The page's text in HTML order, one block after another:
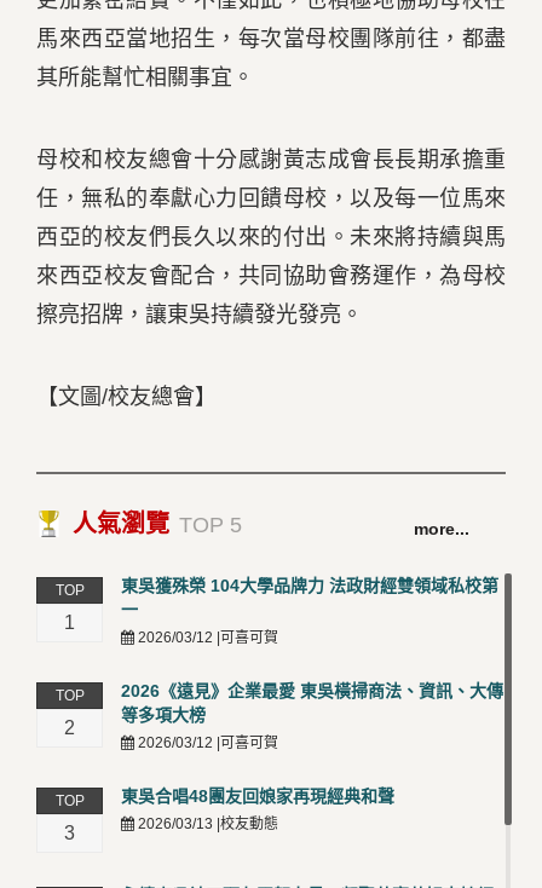
馬來西亞當地招生，每次當母校團隊前往，都盡
其所能幫忙相關事宜。
母校和校友總會十分感謝黃志成會長長期承擔重
任，無私的奉獻心力回饋母校，以及每一位馬來
西亞的校友們長久以來的付出。未來將持續與馬
來西亞校友會配合，共同協助會務運作，為母校
擦亮招牌，讓東吳持續發光發亮。
【文圖/校友總會】
人氣瀏覽 TOP 5 more...
TOP
1
東吳獲殊榮 104大學品牌力 法政財經雙領域私校第
一
2026/03/12 |可喜可賀
TOP
2
2026《遠見》企業最愛 東吳橫掃商法、資訊、大傳
等多項大榜
2026/03/12 |可喜可賀
TOP
3
東吳合唱48團友回娘家再現經典和聲
2026/03/13 |校友動態